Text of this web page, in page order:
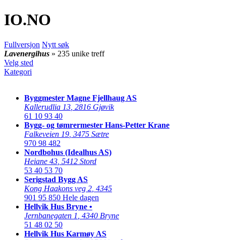
IO.NO
Fullversjon Nytt søk
Lavenergihus » 235 unike treff
Velg sted
Kategori
Byggmester Magne Fjellhaug AS
Kallerudlia 13 2816 Gjøvik
61 10 93 40
Bygg- og tømrermester Hans-Petter Krane
Falkeveien 19 3475 Sætre
970 98 482
Nordbohus (Idealhus AS)
Heiane 43 5412 Stord
53 40 53 70
Serigstad Bygg AS
Kong Haakons veg 2 4345
901 95 850 Hele dagen
Hellvik Hus Bryne •
Jernbanegaten 1 4340 Bryne
51 48 02 50
Hellvik Hus Karmøy AS